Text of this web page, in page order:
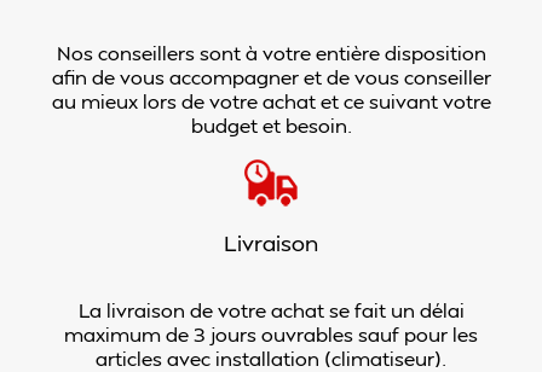
Nos conseillers sont à votre entière disposition
afin de vous accompagner et de vous conseiller
au mieux lors de votre achat et ce suivant votre
budget et besoin.
Livraison
La livraison de votre achat se fait un délai
maximum de 3 jours ouvrables sauf pour les
articles avec installation (climatiseur).